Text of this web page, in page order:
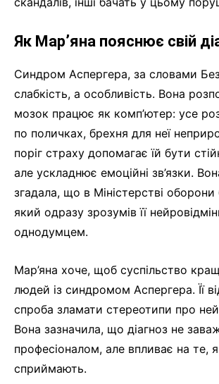
Як Мар’яна пояснює свій
Синдром Аспергера, за словами
слабкість, а особливість. Вона
мозок працює як комп’ютер: усе
по поличках, брехня для неї
поріг страху допомагає їй бути
але ускладнює емоційні зв’язки.
згадала, що в Міністерстві оборони
який одразу зрозумів її
однодумцем.
Мар’яна хоче, щоб суспільство
людей із синдромом Аспергера. Її
спроба зламати стереотипи про
Вона зазначила, що діагноз не
професіоналом, але впливає на те,
сприймають.